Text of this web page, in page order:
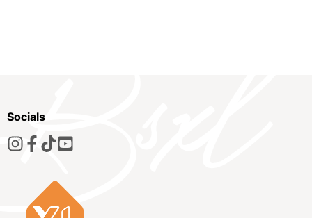
Socials